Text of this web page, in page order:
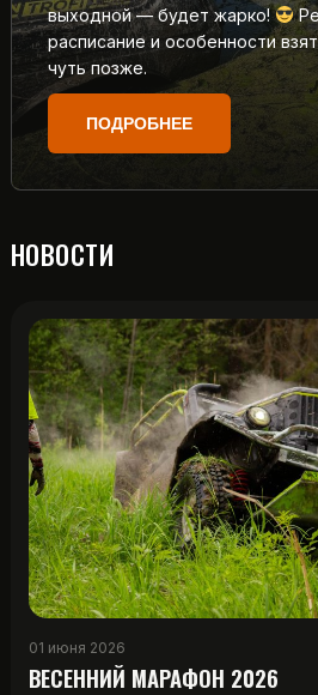
выходной — будет жарко!
расписание и особенности
чуть позже.
ПОДРОБНЕЕ
НОВОСТИ
01 июня 2026
ВЕСЕННИЙ МАРАФОН 2026